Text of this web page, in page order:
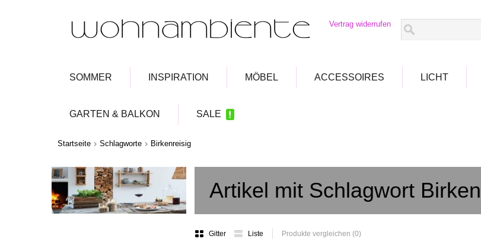
Vertrag widerrufen
SOMMER INSPIRATION MÖBEL ACCESSOIRES LICHT
GARTEN & BALKON SALE
Startseite Schlagworte Birkenreisig
Artikel mit Schlagwort
Gitter Liste Produkte vergleichen (0)